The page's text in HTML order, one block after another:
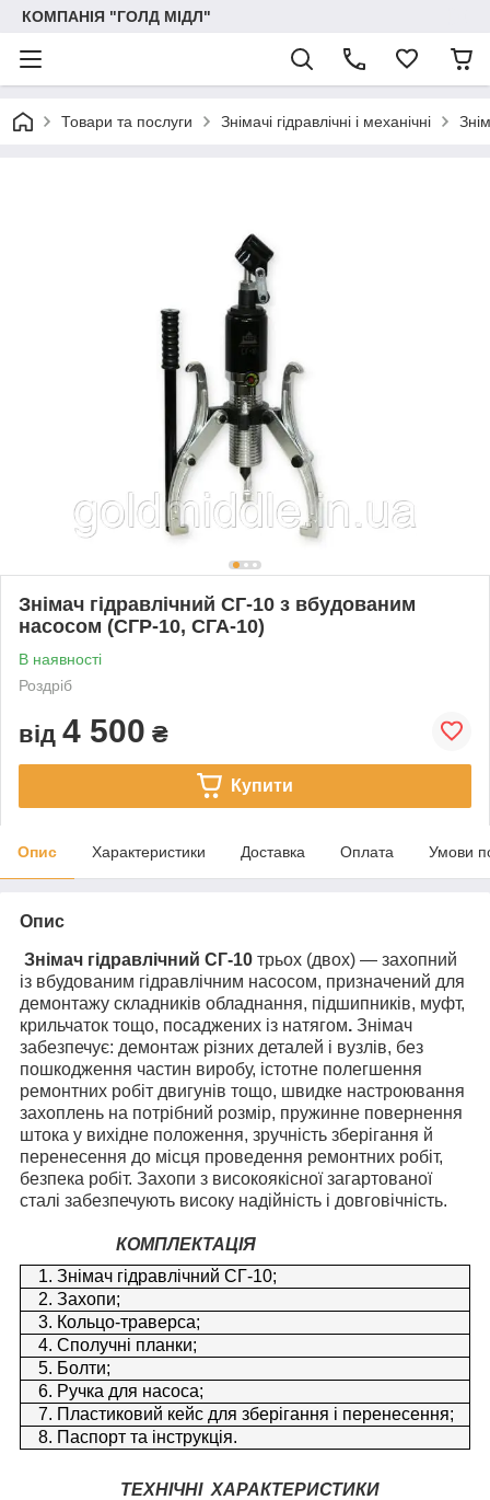
КОМПАНІЯ "ГОЛД МІДЛ"
Товари та послуги Знімачі гідравлічні і механічні
Знімач гідравлічний СГ-10 з вбудованим
насосом (СГР-10, СГА-10)
В наявності
Роздріб
від 4 500 ₴
Купити
Опис Характеристики Доставка Оплата Умови
Опис
Знімач гідравлічний СГ-10 трьох (двох) — захопний
із вбудованим гідравлічним насосом, призначений для
демонтажу складників обладнання, підшипників, муфт,
крильчаток тощо, посаджених із натягом. Знімач
забезпечує: демонтаж різних деталей і вузлів, без
пошкодження частин виробу, істотне полегшення
ремонтних робіт двигунів тощо, швидке настроювання
захоплень на потрібний розмір, пружинне повернення
штока у вихідне положення, зручність зберігання й
перенесення до місця проведення ремонтних робіт,
безпека робіт. Захопи з високоякісної загартованої
сталі забезпечують високу надійність і довговічність.
КОМПЛЕКТАЦІЯ
1. Знімач гідравлічний СГ-10;
2. Захопи;
3. Кольцо-траверса;
4. Сполучні планки;
5. Болти;
6. Ручка для насоса;
7. Пластиковий кейс для зберігання і перенесення;
8. Паспорт та інструкція.
ТЕХНІЧНІ ХАРАКТЕРИСТИКИ